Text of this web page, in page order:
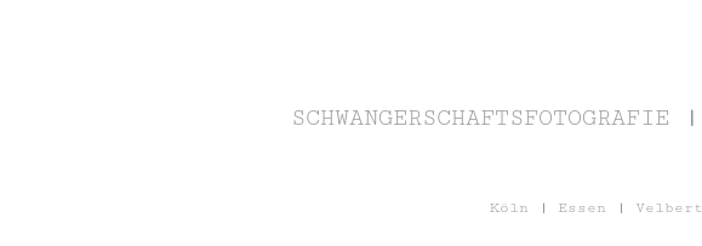
SCHWANGERSCHAFTSFOTOGRAFIE |
Köln | Essen | Velbert